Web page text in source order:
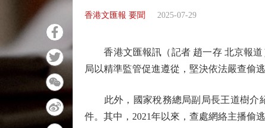
香港文匯報 要聞 2025-07-29
香港文匯報訊（記者 趙一存 北京報道
局以精準監管促進遵從，堅決依法嚴查偷
此外，國家稅務總局副局長王道樹介紹
件。其中，2021年以來，查處網絡主播偷